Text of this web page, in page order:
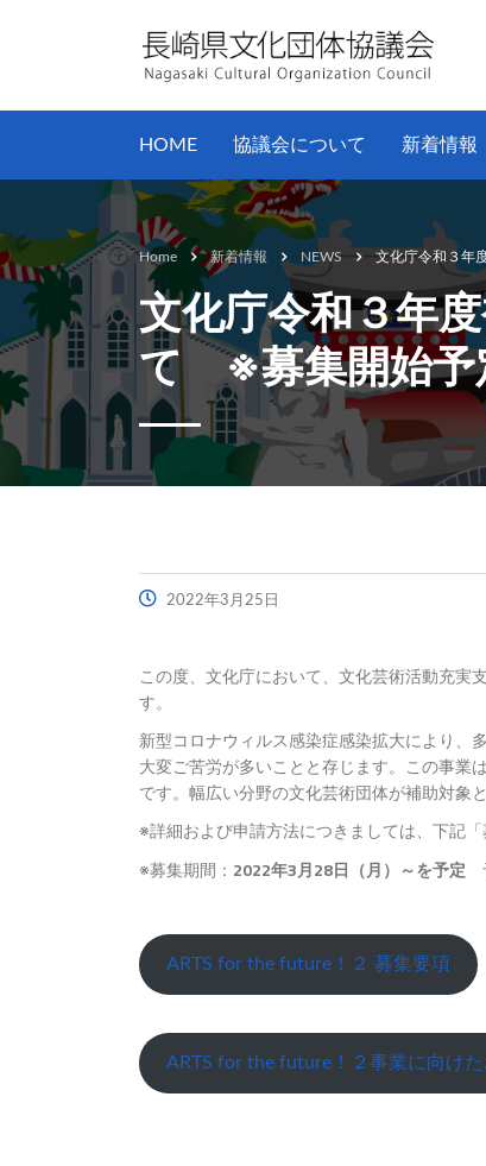
HOME 協議会について 新着情報
Home 新着情報 NEWS 文化庁令和３年
文化庁令和３年
て ※募集開始予
2022年3月25日
この度、文化庁において、文化芸術活動充実
す。
新型コロナウィルス感染症感染拡大により、
大変ご苦労が多いことと存じます。この事業
です。幅広い分野の文化芸術団体が補助対象
※詳細および申請方法につきましては、下記
※募集期間： 2022年3月28日（月）～を予定
ARTS for the future！２ 募集要項
ARTS for the future！２事業に向けた